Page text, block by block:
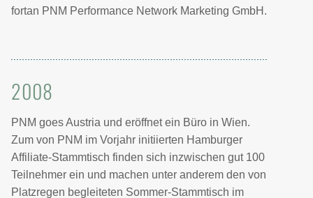
fortan PNM Performance Network Marketing GmbH.
2008
PNM goes Austria und eröffnet ein Büro in Wien.
Zum von PNM im Vorjahr initiierten Hamburger
Affiliate-Stammtisch finden sich inzwischen gut 100
Teilnehmer ein und machen unter anderem den von
Platzregen begleiteten Sommer-Stammtisch im